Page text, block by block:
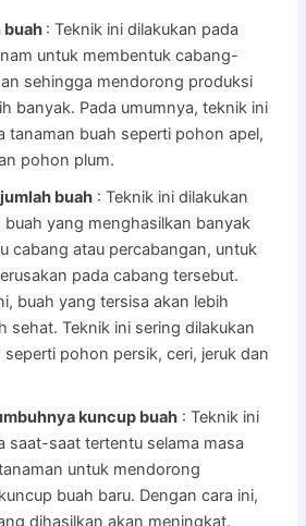
buah : Teknik ini dilakukan pada
untuk membentuk cabang-
sehingga mendorong produksi
banyak. Pada umumnya, teknik ini
tanaman buah seperti pohon apel,
pohon plum.
buah : Teknik ini dilakukan
buah yang menghasilkan banyak
cabang atau percabangan, untuk
pada cabang tersebut.
buah yang tersisa akan lebih
sehat. Teknik ini sering dilakukan
seperti pohon persik, ceri, jeruk dan
kuncup buah : Teknik ini
saat-saat tertentu selama masa
untuk mendorong
buah baru. Dengan cara ini,
dihasilkan akan meningkat.